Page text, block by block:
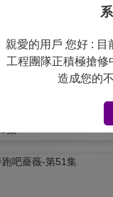
集
集
親愛的用戶 您好 : 目
工程團隊正積極搶修
造成您的